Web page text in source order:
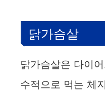
닭가슴살
닭가슴살은 다이
수적으로 먹는 체